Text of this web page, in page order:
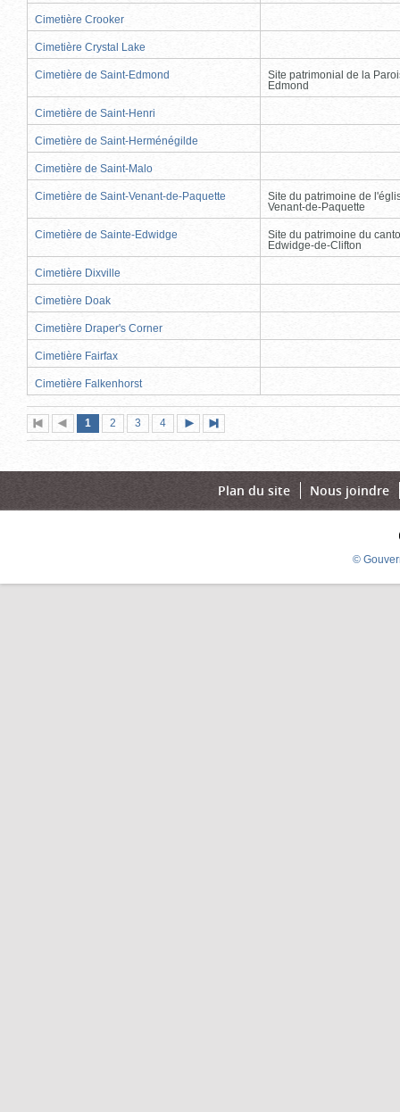
Cimetière Crooker
Cimetière Crystal Lake
Cimetière de Saint-Edmond
Site patrimonial de la
Edmond
Cimetière de Saint-Henri
Cimetière de Saint-Herménégilde
Cimetière de Saint-Malo
Cimetière de Saint-Venant-de-Paquette
Site du patrimoine de
Venant-de-Paquette
Cimetière de Sainte-Edwidge
Site du patrimoine du
Edwidge-de-Clifton
Cimetière Dixville
Cimetière Doak
Cimetière Draper's Corner
Cimetière Fairfax
Cimetière Falkenhorst
Première
page
Page
précédente
Page
1 (page
actuelle)
Page
2 Page
3 Page
4
suivante
page
Plan du site Nous joindre
©